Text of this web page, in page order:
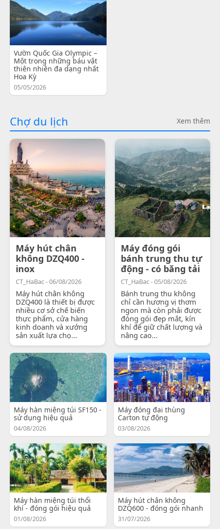
Vườn Quốc Gia Olympic –
Một trong những báu vật
thiên nhiên đa dạng nhất
Hoa Kỳ
05/05/2026
Chợ du lịch Xem thêm
Máy hút chân
không DZQ400 -
inox
CT_HaBac - 06/08/2026
Máy hút chân không
DZQ400 là thiết bị được
nhiều cơ sở chế biến
thực phẩm, cửa hàng
kinh doanh và xưởng
sản xuất lựa chọ...
Máy đóng gói
bánh trung thu tự
động - có băng tải
CT_HaBac - 05/08/2026
Bánh trung thu không
chỉ cần hương vị thơm
ngon mà còn phải được
đóng gói đẹp mắt, kín
khí để giữ chất lượng và
nâng cao...
Máy hàn miệng túi SF150 -
sử dụng hiệu quả
04/08/2026
Máy đóng đai thùng
Carton tự động
03/08/2026
Máy hàn miệng túi thổi
khí - đóng gói hiệu quả
01/08/2026
Máy hút chân không
DZQ600 - đóng gói nhanh
31/07/2026